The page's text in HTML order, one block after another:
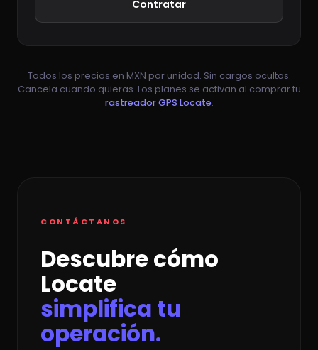
Contratar
Todos los precios en MXN por unidad. Sin cargos ocultos.
Cancela cuando quieras. Los planes se activan al comprar tu
rastreador GPS Locate.
CONTÁCTANOS
Descubre cómo
Locate
simplifica tu
operación.